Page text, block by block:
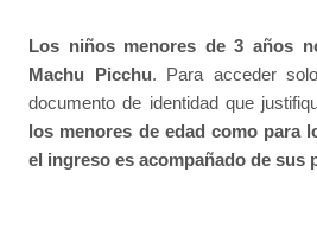
Los niños menores de 3 años
Machu Picchu. Para acceder
documento de identidad que
los menores de edad como para
el ingreso es acompañado de sus